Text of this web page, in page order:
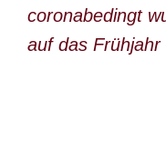
coronabedingt
auf das Frühjahr